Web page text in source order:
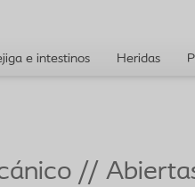
e intestinos Heridas
//